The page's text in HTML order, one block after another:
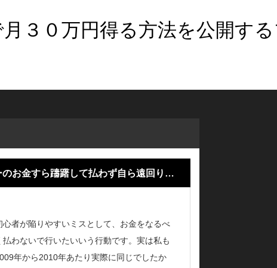
３０万円得る方法を公開す
お金すら躊躇して払わず自ら遠回りす
心者が陥りやすいミスとして、お金をなるべ
払わないで行いたいいう行動です。実は私も
年から2010年あたり実際に同じでしたか